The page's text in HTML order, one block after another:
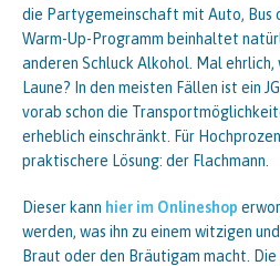
die Partygemeinschaft mit Auto, Bus
Warm-Up-Programm beinhaltet
anderen Schluck Alkohol. Mal
Laune? In den meisten Fällen ist ein
vorab schon die
erheblich einschränkt. Für
praktischere Lösung: der Flachmann.
Dieser kann hier im Onlineshop
werden, was ihn zu einem witzigen
Braut oder den Bräutigam macht.